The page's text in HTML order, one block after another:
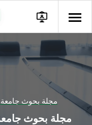
مجلة بحوث جامعة تعز ج2 -